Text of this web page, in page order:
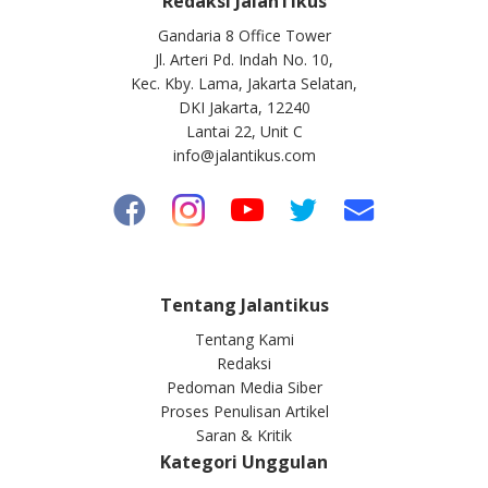
Gandaria 8 Office Tower
Jl. Arteri Pd. Indah No. 10,
Kec. Kby. Lama, Jakarta Selatan,
DKI Jakarta, 12240
Lantai 22, Unit C
info@jalantikus.com
Tentang Jalantikus
Tentang Kami
Redaksi
Pedoman Media Siber
Proses Penulisan Artikel
Saran & Kritik
Kategori Unggulan